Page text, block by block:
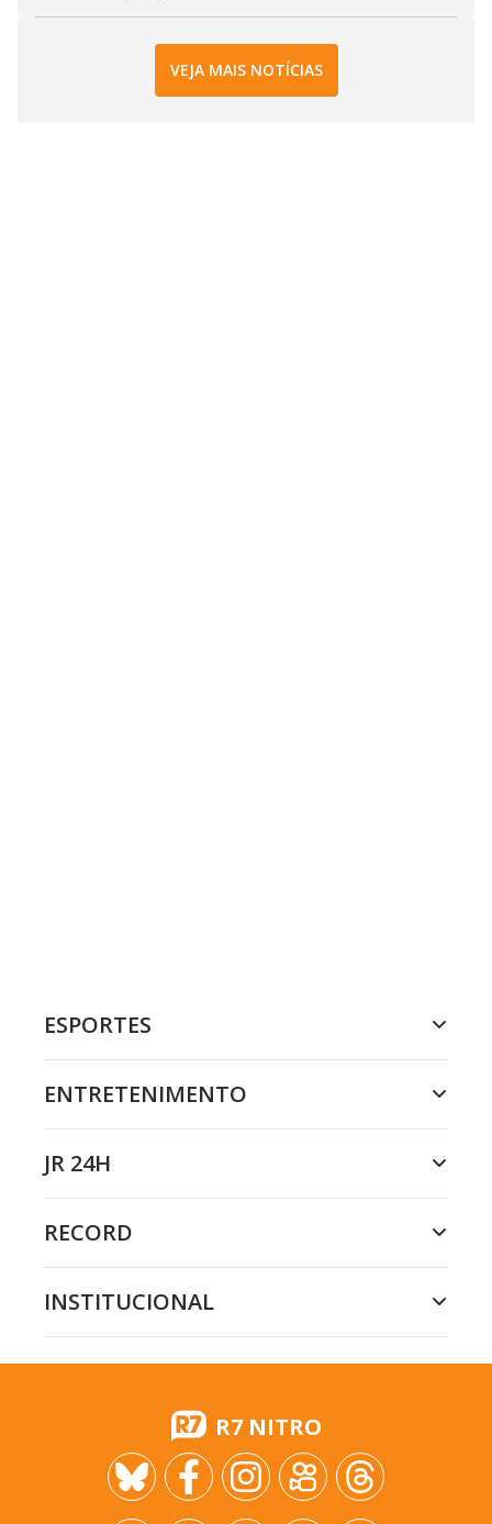
VEJA MAIS NOTÍCIAS
ESPORTES
ENTRETENIMENTO
JR 24H
RECORD
INSTITUCIONAL
R7 NITRO